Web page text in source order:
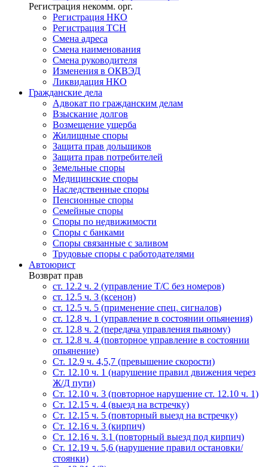
Регистрация некомм. орг.
Регистрация НКО
Регистрация ТСН
Смена адреса
Смена наименования
Смена руководителя
Изменения в ОКВЭД
Ликвидация НКО
Гражданские дела
Адвокат по гражданским делам
Взыскание долгов
Возмещение ущерба
Жилищные споры
Защита прав дольщиков
Защита прав потребителей
Земельные споры
Медицинские споры
Наследственные споры
Пенсионные споры
Семейные споры
Cпоры по недвижимости
Споры с банками
Споры связанные с заливом
Трудовые споры с работодателями
Автоюрист
Возврат прав
ст. 12.2 ч. 2 (управление Т/С без номеров)
ст. 12.5 ч. 3 (ксенон)
ст. 12.5 ч. 5 (применение спец. сигналов)
cт. 12.8 ч. 1 (управление в состоянии опьянения)
ст. 12.8 ч. 2 (передача управления пьяному)
ст. 12.8 ч. 4 (повторное управление в состоянии
опьянение)
Ст. 12.9 ч. 4,5,7 (превышение скорости)
Ст. 12.10 ч. 1 (нарушение правил движения через
Ж/Д пути)
Ст. 12.10 ч. 3 (повторное нарушение ст. 12.10 ч. 1)
Ст. 12.15 ч. 4 (выезд на встречку)
Ст. 12.15 ч. 5 (повторный выезд на встречку)
Ст. 12.16 ч. 3 (кирпич)
Ст. 12.16 ч. 3.1 (повторный выезд под кирпич)
Ст. 12.19 ч. 5,6 (нарушение правил остановки/
стоянки)